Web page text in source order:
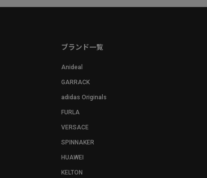
ブランド一覧
Anideal
GARRACK
adidas Originals
FURLA
VERSACE
SPINNAKER
HUAWEI
KELTON